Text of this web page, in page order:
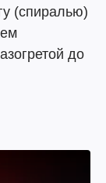
(спиралью)
до